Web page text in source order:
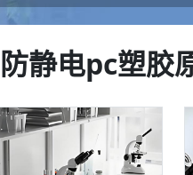
防静电pc塑胶